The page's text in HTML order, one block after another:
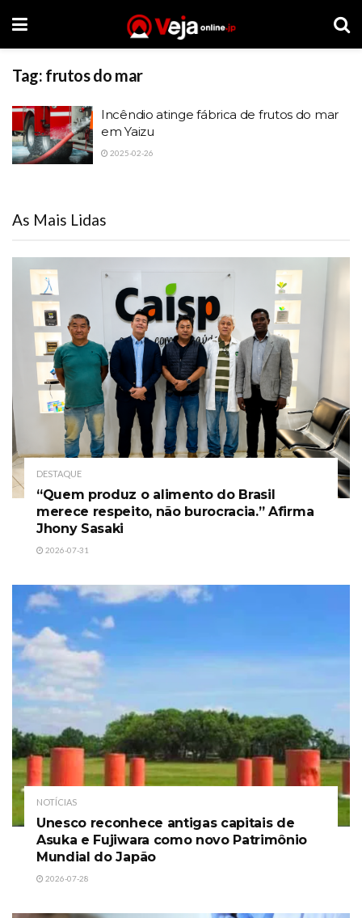
Tag: frutos do mar
Incêndio atinge fábrica de frutos do mar
em Yaizu
2025-02-26
As Mais Lidas
DESTAQUE
“Quem produz o alimento do Brasil
merece respeito, não burocracia.” Afirma
Jhony Sasaki
2026-07-31
NOTÍCIAS
Unesco reconhece antigas capitais de
Asuka e Fujiwara como novo Patrimônio
Mundial do Japão
2026-07-28